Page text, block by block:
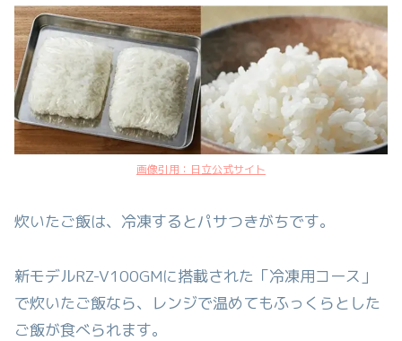
画像引用：日立公式サイト
炊いたご飯は、冷凍するとパサつきがちです。
新モデルRZ-V100GMに搭載された「冷凍用コース」
で炊いたご飯なら、レンジで温めてもふっくらとした
ご飯が食べられます。